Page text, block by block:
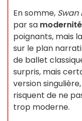
En somme, Swan
par sa modernité
poignants, mais
sur le plan
de ballet
surpris, mais
version
risquent de ne
trop moderne.